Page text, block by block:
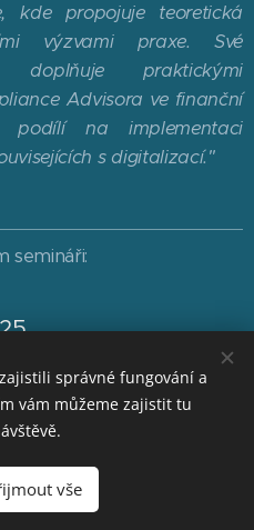
kde propojuje teoretická
výzvami praxe. Své
doplňuje praktickými
Advisora ve finanční
podílí na implementaci
s digitalizací."
semináři:
| ČBA EDUCA PLUS |
informací nás kontaktujte na
správné fungování a
vám můžeme zajistit tu
vše